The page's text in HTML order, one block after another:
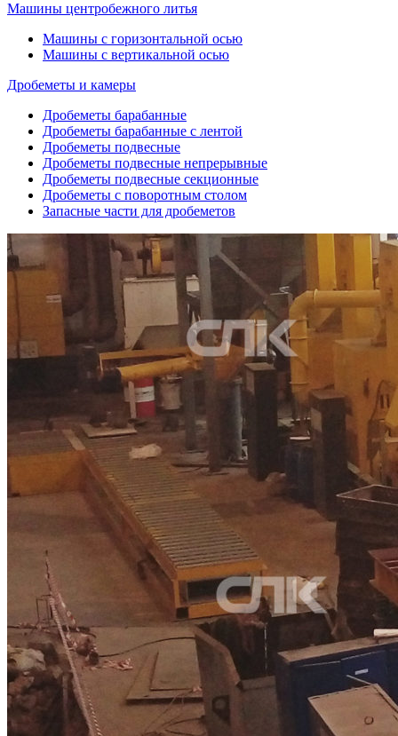
Машины центробежного литья
Машины с горизонтальной осью
Машины с вертикальной осью
Дробеметы и камеры
Дробеметы барабанные
Дробеметы барабанные с лентой
Дробеметы подвесные
Дробеметы подвесные непрерывные
Дробеметы подвесные секционные
Дробеметы с поворотным столом
Запасные части для дробеметов